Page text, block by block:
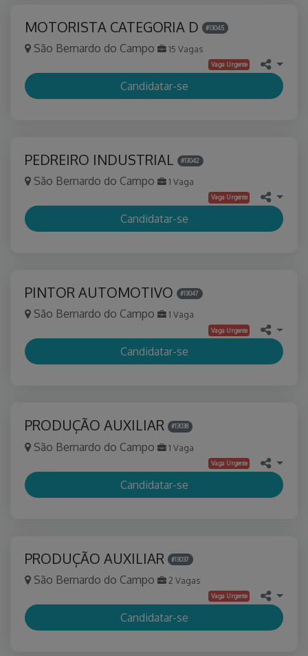
MOTORISTA CATEGORIA D #13045
São Bernardo do Campo 15 Vagas
Vaga Urgente
Candidatar-se
PEDREIRO INDUSTRIAL #13042
São Bernardo do Campo 1 Vaga
Vaga Urgente
Candidatar-se
PINTOR AUTOMOTIVO #13047
São Bernardo do Campo 1 Vaga
Vaga Urgente
Candidatar-se
PRODUÇÃO AUXILIAR #13038
São Bernardo do Campo 1 Vaga
Vaga Urgente
Candidatar-se
PRODUÇÃO AUXILIAR #13037
São Bernardo do Campo 2 Vagas
Vaga Urgente
Candidatar-se